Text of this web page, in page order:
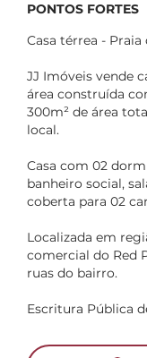
PONTOS FORTES
Casa térrea - Praia
JJ Imóveis vende
área construída
300m² de área
local.
Casa com 02
banheiro social,
coberta para 02
Localizada em
comercial do Red
ruas do bairro.
Escritura Pública